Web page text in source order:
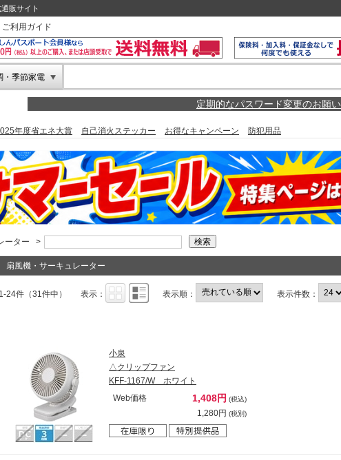
販サイト
ご利用ガイド
・季節家電
定期的なパスワード変更のお願い
年度省エネ大賞 自己消火ステッカー お得なキャンペーン 防犯用品
ーター >
扇風機・サーキュレーター
1-24件（31件中） 表示： 表示順： 表示件数：
小泉
△クリップファン
KFF-1167/W ホワイト
Web価格
1,408円 (税込)
1,280円 (税別)